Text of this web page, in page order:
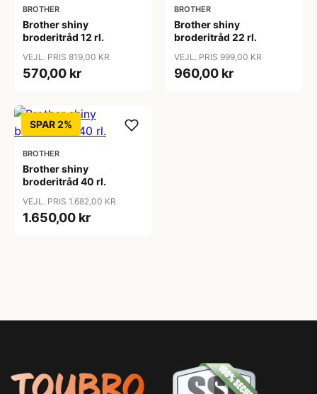
BROTHER
Brother shiny
broderitråd 12 rl.
VEJL. PRIS 819,00 KR
570,00 kr
BROTHER
Brother shiny
broderitråd 22 rl.
VEJL. PRIS 999,00 KR
960,00 kr
SPAR 2%
BROTHER
Brother shiny
broderitråd 40 rl.
VEJL. PRIS 1.682,00 KR
1.650,00 kr